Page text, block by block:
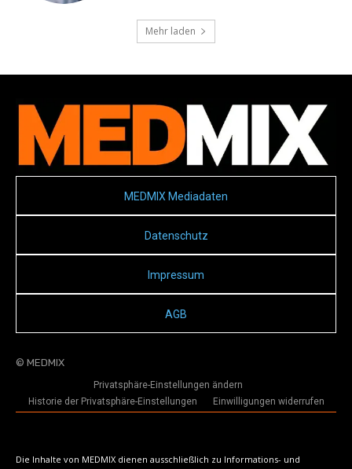
Mehr laden
MEDMIX Mediadaten
Datenschutz
Impressum
AGB
© MEDMIX
Privatsphäre-Einstellungen ändern
Historie der Privatsphäre-Einstellungen
Einwilligungen widerrufen
Die Inhalte von MEDMIX dienen ausschließlich zu Informations- und